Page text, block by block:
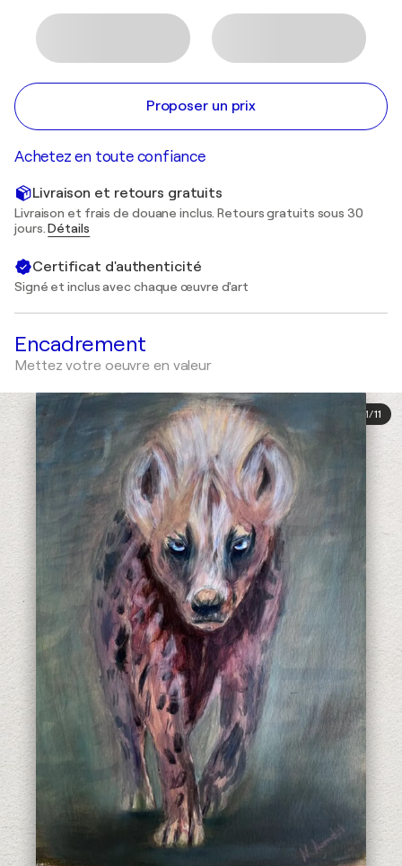
Proposer un prix
Achetez en toute confiance
Livraison et retours gratuits
Livraison et frais de douane inclus. Retours gratuits sous 30
jours.Détails
Certificat d'authenticité
Signé et inclus avec chaque œuvre d'art
Encadrement
Mettez votre oeuvre en valeur
1/11